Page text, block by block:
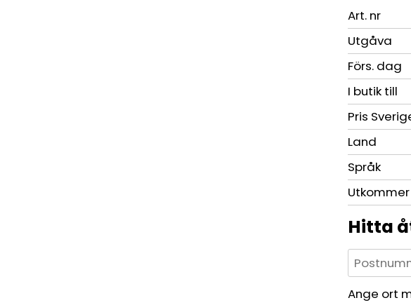
Art. nr
Utgåva
Förs. dag
I butik till
Pris
Land
Språk
Utkommer
Hitta
Ange ort